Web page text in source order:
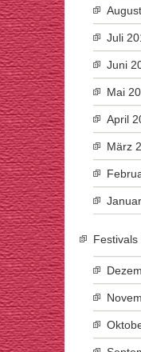
Juli
Juni
Mai
April
März
Festivals